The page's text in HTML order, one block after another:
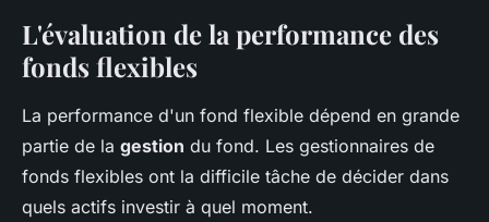
L'évaluation de la performance des
fonds flexibles
La performance d'un fond flexible dépend en grande
partie de la gestion du fond. Les gestionnaires de
fonds flexibles ont la difficile tâche de décider dans
quels actifs investir à quel moment.